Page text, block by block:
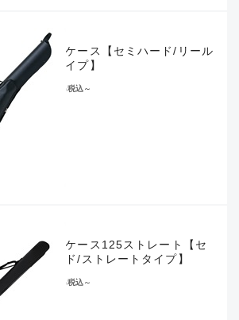
ロッドケース【セミハード/リール
インタイプ】
¥7,920税込～
ロッドケース125ストレート【セ
ミハード/ストレートタイプ】
¥4,400税込～